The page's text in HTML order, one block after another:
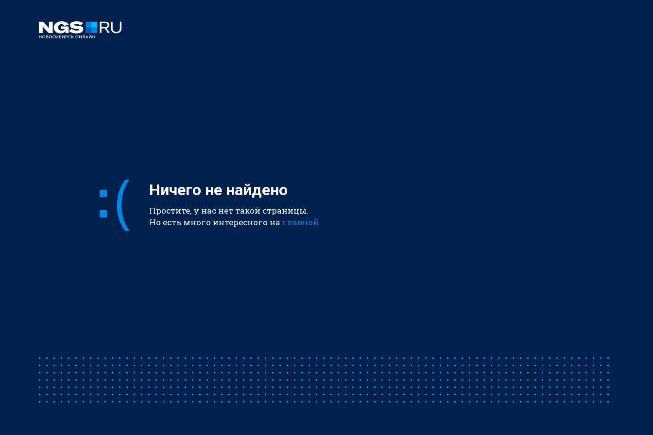
Ничего не найдено
Простите, у нас нет такой страницы.
Но есть много интересного на главной